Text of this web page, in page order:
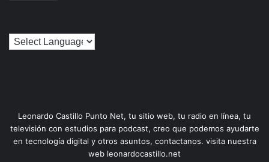
Leonardo Castillo Punto Net, tu sitio web, tu radio en línea, tu
televisión con estudios para podcast, creo que podemos ayudarte
en tecnología digital y otros asuntos, contactanos. visita nuestra
web leonardocastillo.net